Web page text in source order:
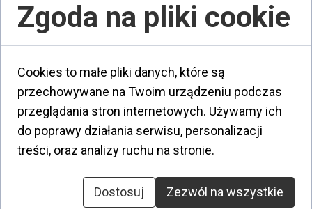
nie
Elastyczny zawias:
pełna
Typ oprawy :
Kod produktu 75878708
Opis:
Od czasu powstania domu mody w 1987 r. styl
Christiana Lacroix jest wyjątkowy, bujny, kolorowy i
barokowy. Tym same atuty posiadają oprawki
sygnowane marką projektanta.
Zgoda na pliki cookie
Cookies to małe pliki danych, które są
przechowywane na Twoim urządzeniu podczas
przeglądania stron internetowych. Używamy ich
do poprawy działania serwisu, personalizacji
treści, oraz analizy ruchu na stronie.
Dostosuj Zezwól na wszystkie